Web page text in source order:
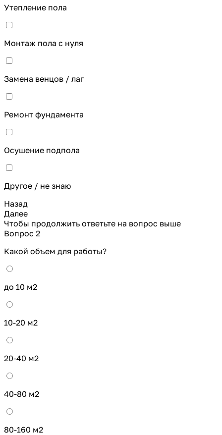
Утепление пола
Монтаж пола с нуля
Замена венцов / лаг
Ремонт фундамента
Осушение подпола
Другое / не знаю
Назад
Далее
Чтобы продолжить ответьте на вопрос выше
Вопрос 2
Какой объем для работы?
до 10 м2
10-20 м2
20-40 м2
40-80 м2
80-160 м2